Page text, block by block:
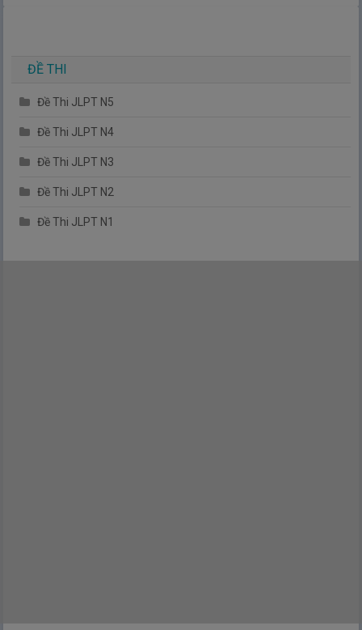
ĐỀ THI
Đề Thi JLPT N5
Đề Thi JLPT N4
Đề Thi JLPT N3
Đề Thi JLPT N2
Đề Thi JLPT N1